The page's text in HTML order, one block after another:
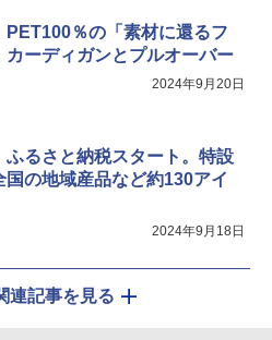
PET100％の「素材に還るフ
カーディガンとプルオーバー
2024年9月20日
ふるさと納税スタート。特設
国の地域産品など約130アイ
2024年9月18日
連記事を見る